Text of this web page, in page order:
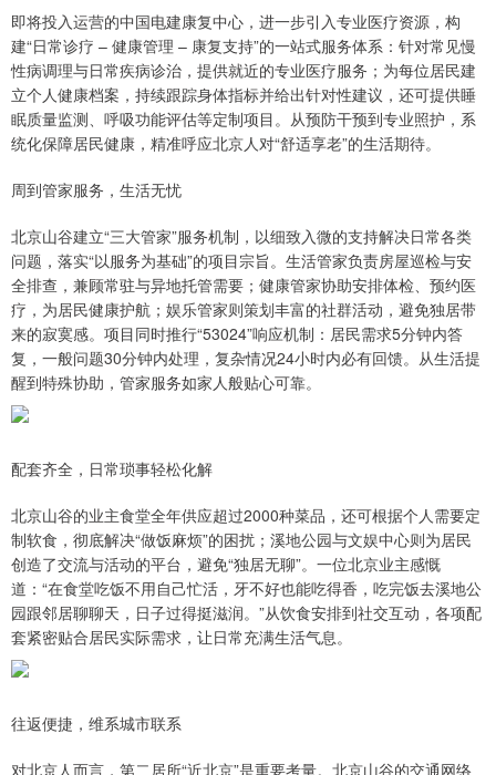
即将投入运营的中国电建康复中心，进一步引入专业医疗资源，构
建“日常诊疗 – 健康管理 – 康复支持”的一站式服务体系：针对常见慢
性病调理与日常疾病诊治，提供就近的专业医疗服务；为每位居民建
立个人健康档案，持续跟踪身体指标并给出针对性建议，还可提供睡
眠质量监测、呼吸功能评估等定制项目。从预防干预到专业照护，系
统化保障居民健康，精准呼应北京人对“舒适享老”的生活期待。
周到管家服务，生活无忧
北京山谷建立“三大管家”服务机制，以细致入微的支持解决日常各类
问题，落实“以服务为基础”的项目宗旨。生活管家负责房屋巡检与安
全排查，兼顾常驻与异地托管需要；健康管家协助安排体检、预约医
疗，为居民健康护航；娱乐管家则策划丰富的社群活动，避免独居带
来的寂寞感。项目同时推行“53024”响应机制：居民需求5分钟内答
复，一般问题30分钟内处理，复杂情况24小时内必有回馈。从生活提
醒到特殊协助，管家服务如家人般贴心可靠。
配套齐全，日常琐事轻松化解
北京山谷的业主食堂全年供应超过2000种菜品，还可根据个人需要定
制软食，彻底解决“做饭麻烦”的困扰；溪地公园与文娱中心则为居民
创造了交流与活动的平台，避免“独居无聊”。一位北京业主感慨
道：“在食堂吃饭不用自己忙活，牙不好也能吃得香，吃完饭去溪地公
园跟邻居聊聊天，日子过得挺滋润。”从饮食安排到社交互动，各项配
套紧密贴合居民实际需求，让日常充满生活气息。
往返便捷，维系城市联系
对北京人而言，第二居所“近北京”是重要考量。北京山谷的交通网络